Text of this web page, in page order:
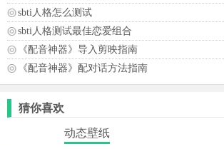
sbti人格怎么测试
sbti人格测试最佳恋爱组合
《配音神器》导入剪映指南
《配音神器》配对话方法指南
猜你喜欢
动态壁纸